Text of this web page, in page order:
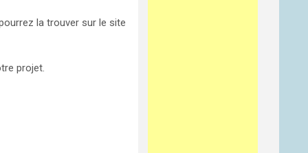
la trouver sur le site
projet.